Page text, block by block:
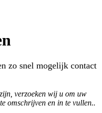
zo snel mogelijk contact
verzoeken wij u om uw
omschrijven en in te vullen..